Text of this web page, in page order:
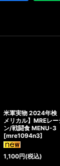
米軍実物 2024年検
メリカル】MREレー
ン/戦闘食 MENU-3
[mre1094n3]
1,100円(税込)